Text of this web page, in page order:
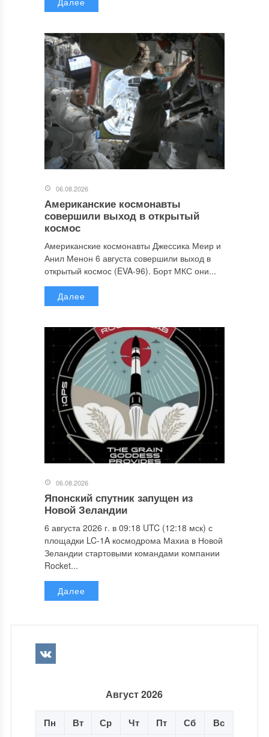
06.08.2026
Американские космонавты
совершили выход в открытый
космос
Американские космонавты Джессика Меир и
Анил Менон 6 августа совершили выход в
открытый космос (EVA-96). Борт МКС они...
Далее
06.08.2026
Японский спутник запущен из
Новой Зеландии
6 августа 2026 г. в 09:18 UTC (12:18 мск) с
площадки LC-1A космодрома Махиа в Новой
Зеландии стартовыми командами компании
Rocket...
Далее
Август 2026
Пн Вт Ср Чт Пт Сб Вс